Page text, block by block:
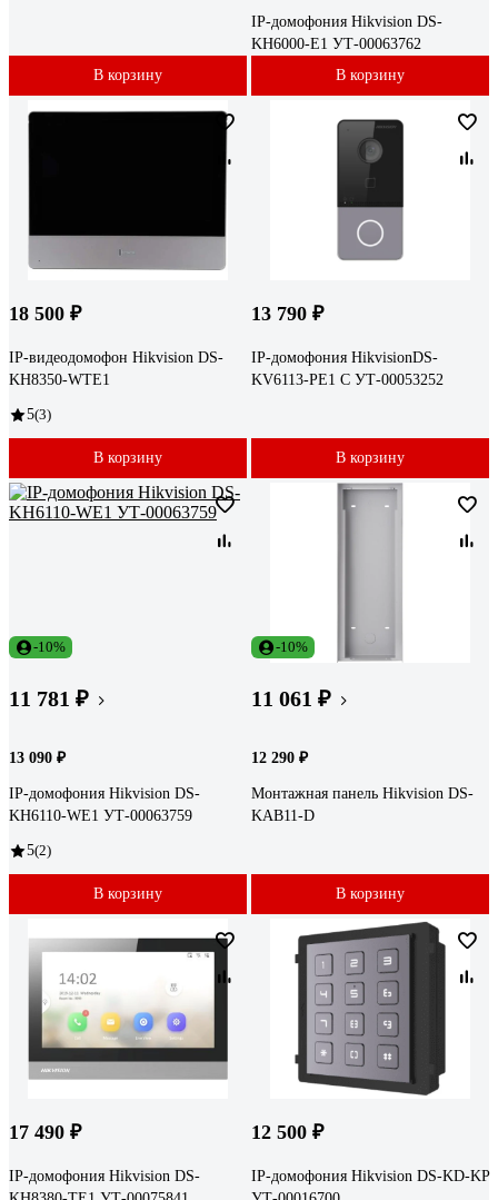
В корзину
IP-домофония Hikvision DS-
KH6000-E1 УТ-00063762
В корзину
18 500 ₽
IP-видеодомофон Hikvision DS-
KH8350-WTE1
5(3)
В корзину
13 790 ₽
IP-домофония HikvisionDS-
KV6113-PE1 C УТ-00053252
В корзину
-10%
11 781 ₽
13 090 ₽
IP-домофония Hikvision DS-
KH6110-WE1 УТ-00063759
5(2)
В корзину
-10%
11 061 ₽
12 290 ₽
Монтажная панель Hikvision DS-
KAB11-D
В корзину
17 490 ₽
IP-домофония Hikvision DS-
12 500 ₽
IP-домофония Hikvision DS-KD-KP